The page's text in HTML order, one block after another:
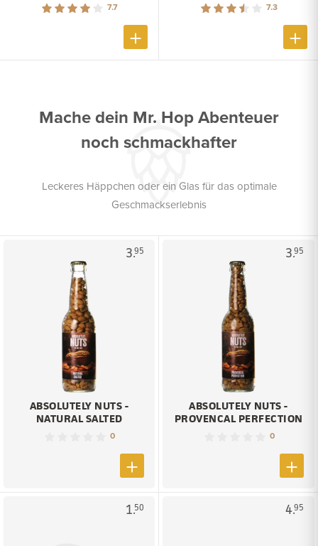
7.7 7.3
Mache dein Mr. Hop Abenteuer
noch schmackhafter
Leckeres Häppchen oder ein Glas für das optimale
Geschmackserlebnis
3.95
ABSOLUTELY NUTS -
NATURAL SALTED
0
3.95
ABSOLUTELY NUTS -
PROVENCAL PERFECTION
0
1.50 4.95